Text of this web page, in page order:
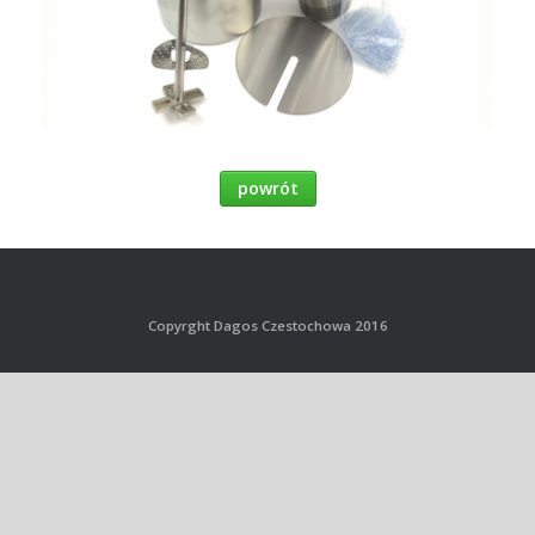
powrót
Copyrght Dagos Czestochowa 2016